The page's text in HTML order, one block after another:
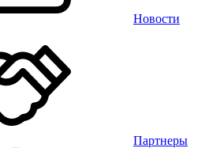
Новости
Партнеры